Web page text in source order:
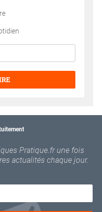
Pratique.fr une fois
actualités chaque jour.